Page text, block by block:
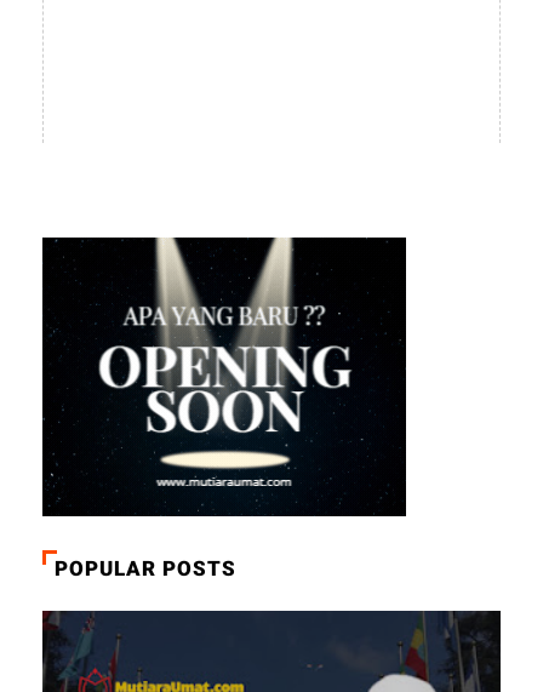
POPULAR POSTS